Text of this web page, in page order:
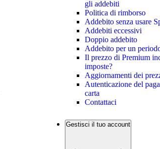
gli addebiti
Politica di rimborso
Addebito senza usare
Addebiti eccessivi
Doppio addebito
Addebito per un
Il prezzo di Premium
imposte?
Aggiornamenti dei
Autenticazione del
carta
Contattaci
Gestisci il tuo account